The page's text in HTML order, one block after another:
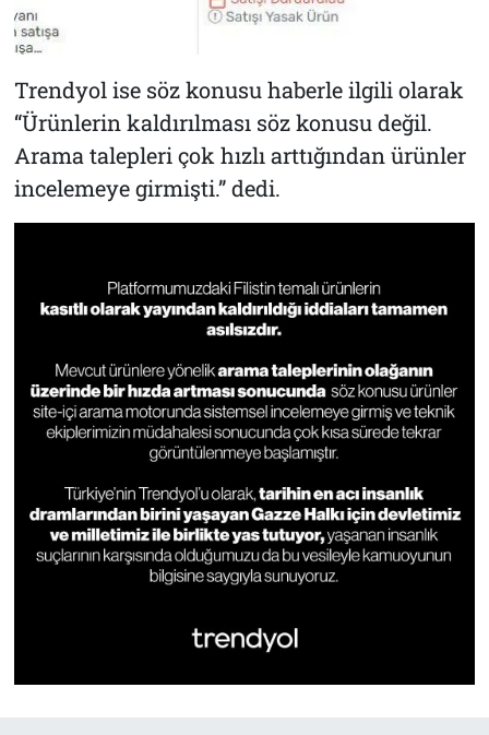
Trendyol ise söz konusu haberle ilgili olarak
“Ürünlerin kaldırılması söz konusu değil.
Arama talepleri çok hızlı arttığından ürünler
incelemeye girmişti.” dedi.